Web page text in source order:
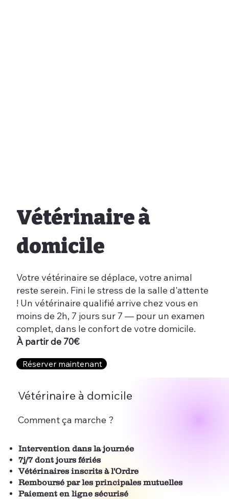
Vétérinaire à
domicile
Votre vétérinaire se déplace, votre animal
reste serein. Fini le stress de la salle d'attente
! Un vétérinaire qualifié arrive chez vous en
moins de 2h, 7 jours sur 7 — pour un examen
complet, dans le confort de votre domicile.
À partir de 70€
Réserver maintenant
Vétérinaire à domicile
Comment ça marche ?
Intervention dans la journée
7j/7 dont jours fériés
Vétérinaires inscrits à l'Ordre
Remboursé par les principales mutuelles
Paiement en ligne sécurisé